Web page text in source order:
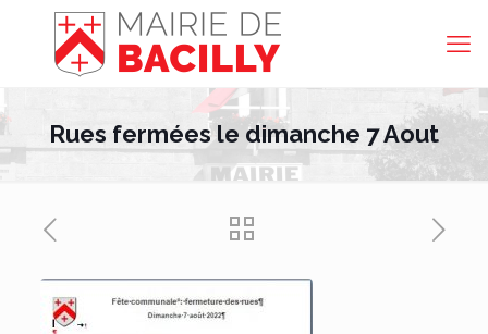
Rues fermées le dimanche 7 Aout